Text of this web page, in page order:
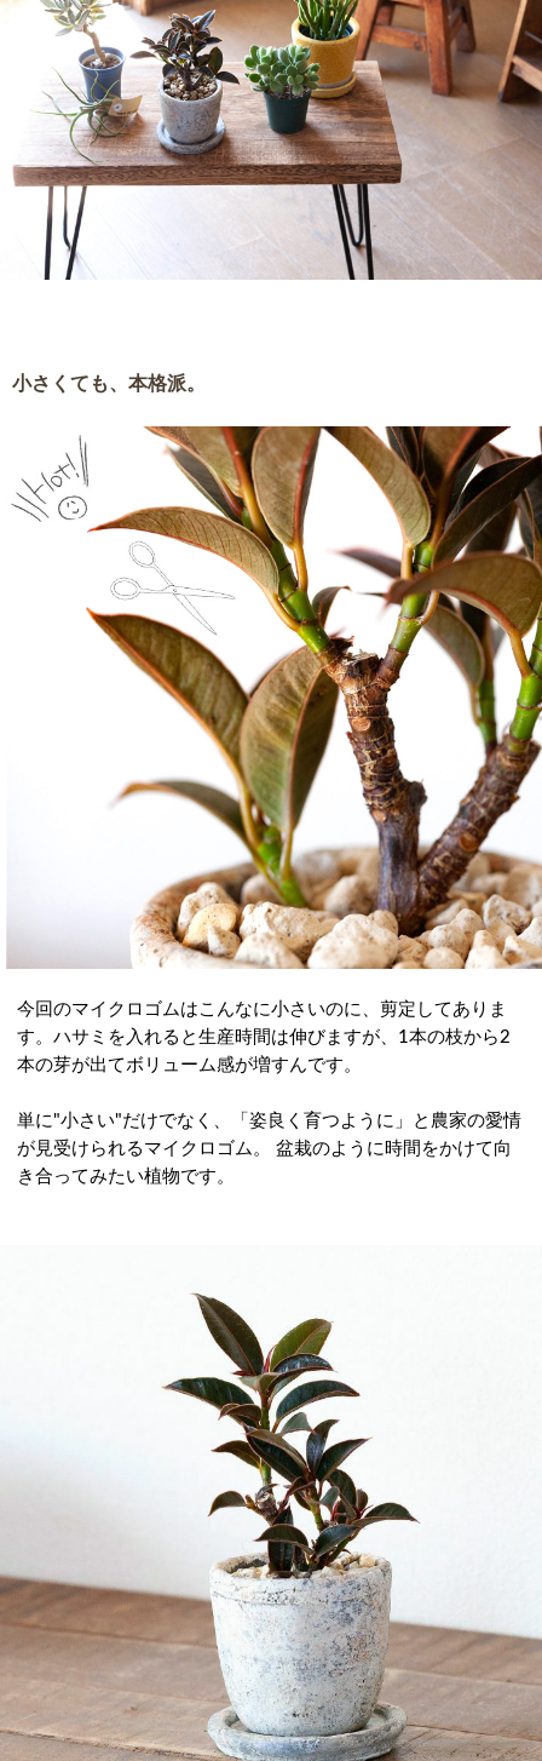
小さくても、本格派。
今回のマイクロゴムはこんなに小さいのに、剪定してありま
す。ハサミを入れると生産時間は伸びますが、1本の枝から2
本の芽が出てボリューム感が増すんです。
単に"小さい"だけでなく、「姿良く育つように」と農家の愛情
が見受けられるマイクロゴム。 盆栽のように時間をかけて向
き合ってみたい植物です。